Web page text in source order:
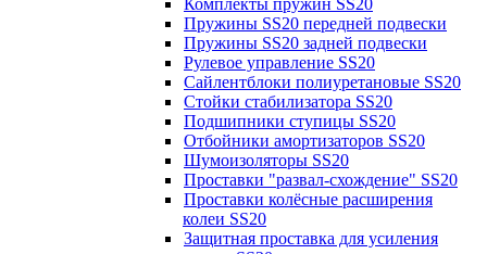
Комплекты пружин SS20
Пружины SS20 передней подвески
Пружины SS20 задней подвески
Рулевое управление SS20
Сайлентблоки полиуретановые SS20
Стойки стабилизатора SS20
Подшипники ступицы SS20
Отбойники амортизаторов SS20
Шумоизоляторы SS20
Проставки "развал-схождение" SS20
Проставки колёсные расширения
колеи SS20
Защитная проставка для усиления